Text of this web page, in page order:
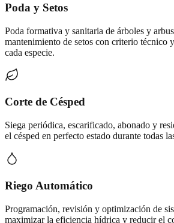
Poda y Setos
Poda formativa y sanitaria de árboles y
mantenimiento de setos con criterio técnico
cada especie.
Corte de Césped
Siega periódica, escarificado, abonado y
el césped en perfecto estado durante todas
Riego Automático
Programación, revisión y optimización de
maximizar la eficiencia hídrica y reducir el